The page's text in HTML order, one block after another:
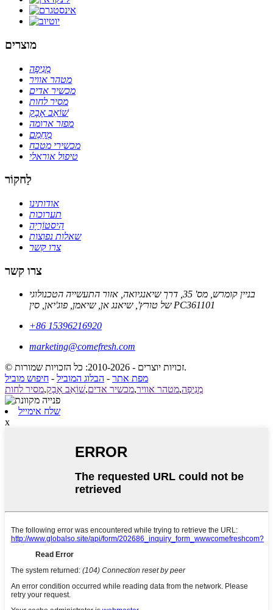
מוצרים
מְנִיפָה
מטהר אוויר
מכשיר אדים
מסיר לחות
שׁוֹאֵב אָבָק
מפזר ארומה
מְחַמֵם
מכשירי מטבח
טיפול אוראלי
לַחקוֹר
אודותינו
תערוכות
הִיסטוֹרִיָה
שאלות נפוצות
צרו קשר
צרו קשר
בניין קומרש, מס' 35, דרך שיאנגיואה, אזור התעשייה הטכנולוגי
של טורץ', שיאנג אן, שיאמן, פוג'יאן, סין PC361101
+86 15396216920
marketing@comefresh.com
© זכויות יוצרים - 2010-2026: כל הזכויות שמורות.
מפת אתר - הבלוג המוביל - חיפוש מוביל
מְנִיפָה,מטהר אוויר,מכשיר אדים,שׁוֹאֵב אָבָק,מסיר לחות
שלח אימייל
x